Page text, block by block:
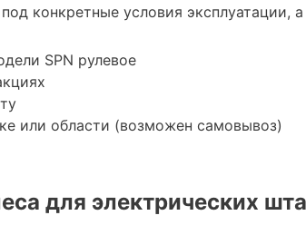
конкретные условия эксплуатации,
SPN рулевое
или области (возможен самовывоз)
для электрических